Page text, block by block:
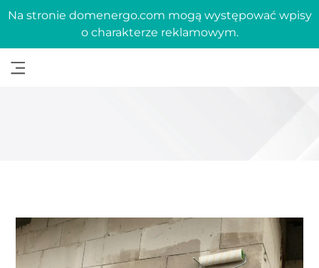
Na stronie domenergo.com mogą występować wpisy
o charakterze reklamowym.